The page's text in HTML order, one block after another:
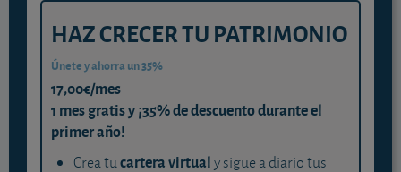
HAZ CRECER TU PATRIMONIO
Únete y ahorra un 35%
17,00€/mes
1 mes gratis y ¡35% de descuento durante el
primer año!
Crea tucartera virtualy sigue a diario tus